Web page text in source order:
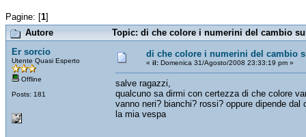
Pagine: [1]
Autore
Topic: di che colore i numerini del cambio
Er sorcio
Utente Quasi Esperto
Offline
Posts: 181
di che colore i numerini del cambio
« il: Domenica 31/Agosto/2008 23:33:19 pm »
salve ragazzi,
qualcuno sa dirmi con certezza di che colore
vanno neri? bianchi? rossi? oppure dipende dal
la mia vespa